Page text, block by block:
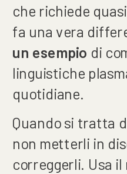
che richiede
fa una vera
un esempio di
linguistiche
quotidiane.
Quando si tratta
non metterli in
correggerli. Usa